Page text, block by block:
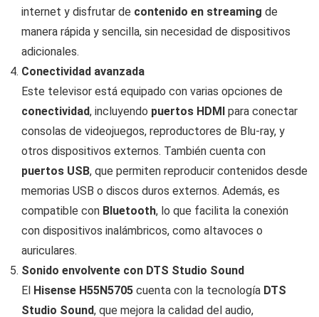
internet y disfrutar de contenido en streaming de
manera rápida y sencilla, sin necesidad de dispositivos
adicionales.
Conectividad avanzada
Este televisor está equipado con varias opciones de
conectividad, incluyendo puertos HDMI para conectar
consolas de videojuegos, reproductores de Blu-ray, y
otros dispositivos externos. También cuenta con
puertos USB, que permiten reproducir contenidos desde
memorias USB o discos duros externos. Además, es
compatible con Bluetooth, lo que facilita la conexión
con dispositivos inalámbricos, como altavoces o
auriculares.
Sonido envolvente con DTS Studio Sound
El Hisense H55N5705 cuenta con la tecnología DTS
Studio Sound, que mejora la calidad del audio,